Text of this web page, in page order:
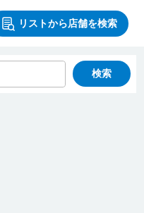
リストから店舗を検索
検索